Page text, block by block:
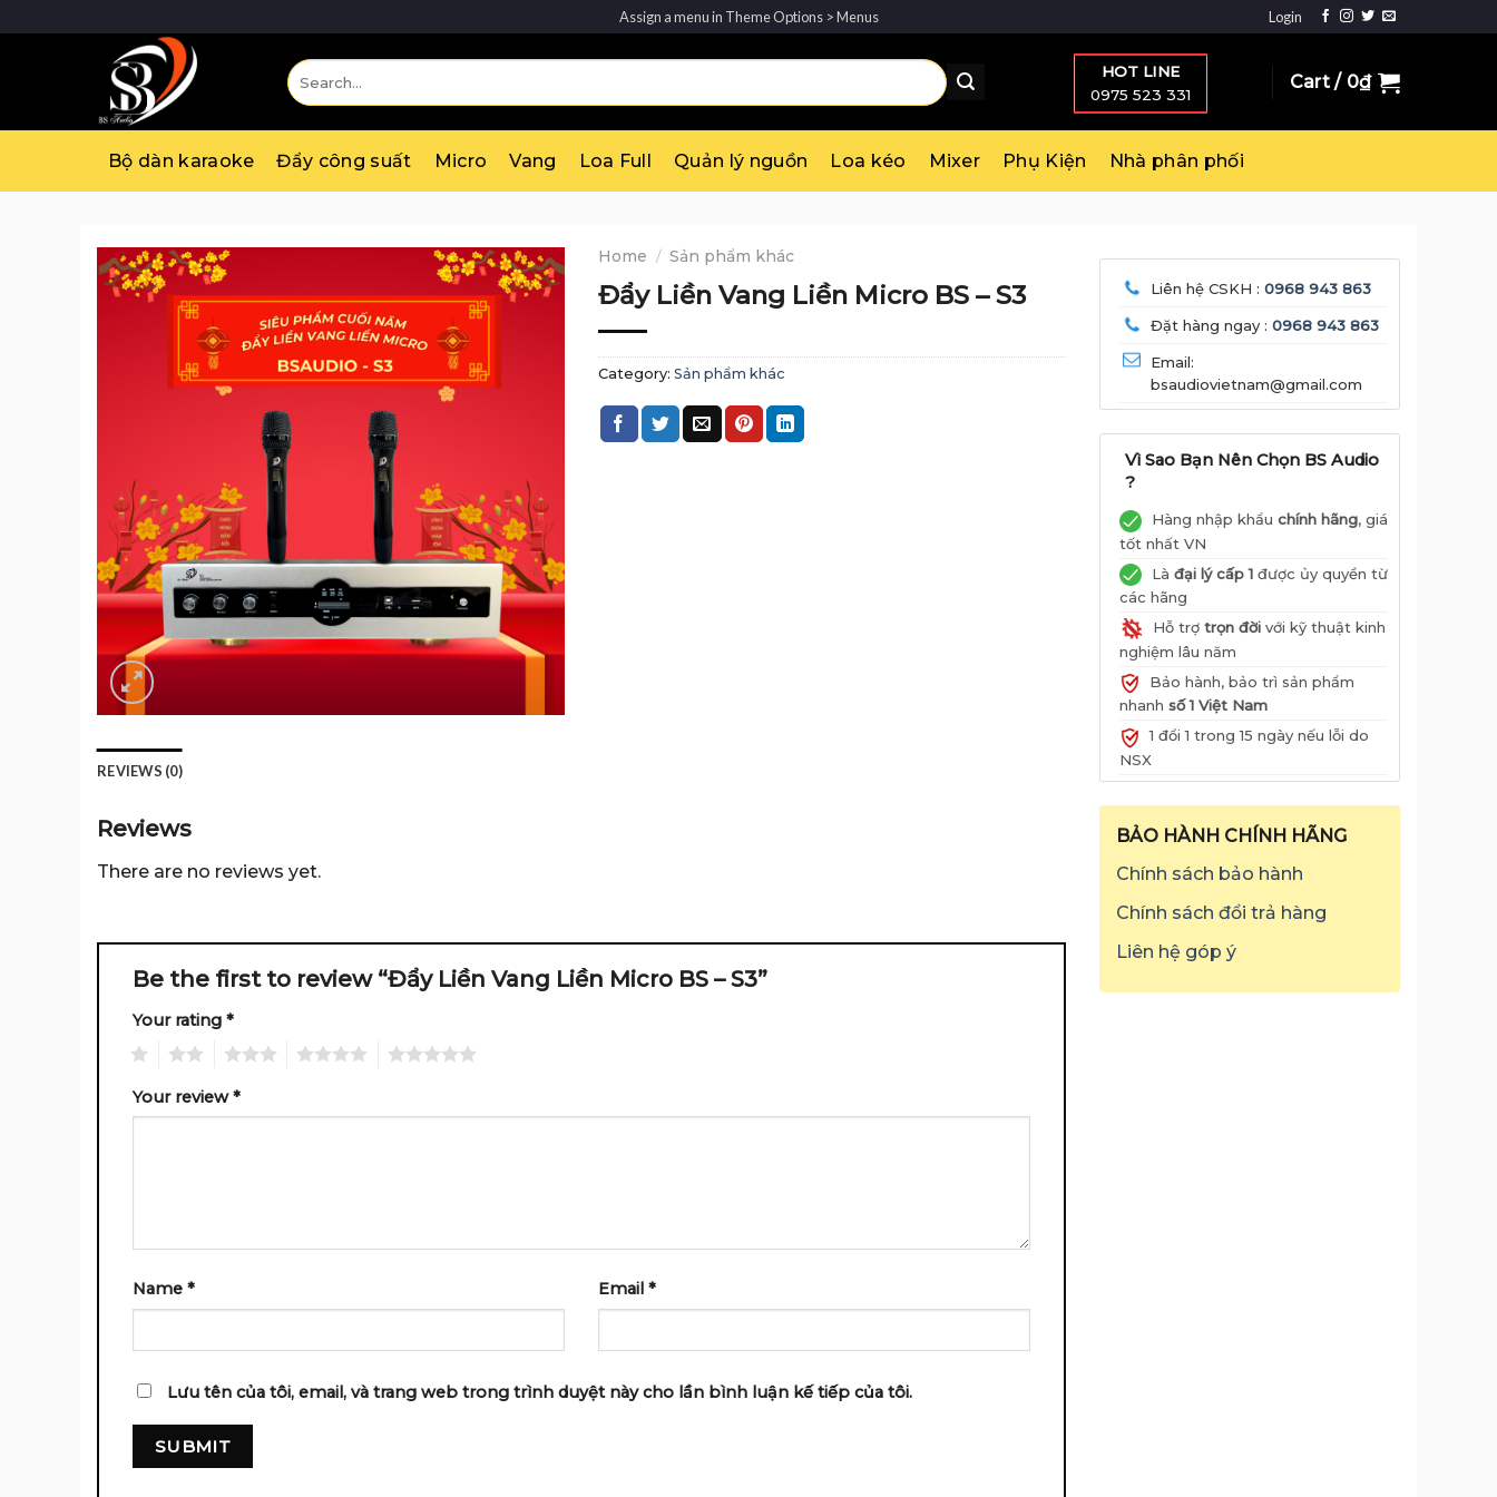
to
Assign a menu in Theme Options > Menus Login
Search
for:
HOT LINE
0975 523 331
Cart / 0₫
Bộ dàn karaoke Đẩy công suất Micro Vang Loa Full Quản lý nguồn Loa kéo Mixer Phụ Kiện Nhà phân phối
Home / Sản phẩm khác
Đẩy Liền Vang Liền Micro BS – S3
Category: Sản phẩm khác
REVIEWS (0)
Reviews
There are no reviews yet.
Be the first to review “Đẩy Liền Vang Liền Micro BS – S3”
Your rating *
Your review*
Name * Email *
Lưu tên của tôi, email, và trang web trong trình duyệt này cho lần bình luận kế tiếp của tôi.
Liên hệ CSKH : 0968 943 863
Đặt hàng ngay : 0968 943 863
Email:
bsaudiovietnam@gmail.com
Vì Sao Bạn Nên Chọn BS Audio
?
Hàng nhập khẩu chính hãng, giá
tốt nhất VN
Là đại lý cấp 1được ủy quyền từ
các hãng
Hỗ trợ trọn đờivới kỹ thuật kinh
nghiệm lâu năm
Bảo hành, bảo trì sản phẩm
nhanh số 1 Việt Nam
1 đổi 1 trong 15 ngày nếu lỗi do
NSX
BẢO HÀNH CHÍNH HÃNG
Chính sách bảo hành
Chính sách đổi trả hàng
Liên hệ góp ý